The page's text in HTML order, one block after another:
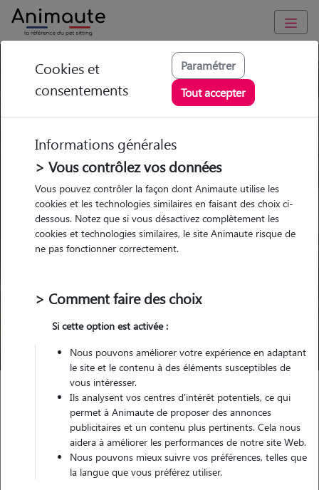
Trouvez votre gardien idéal !
Garde
chez le Pet Sitter
Garde
chez le Pet Sitter Visites
Visites
Pour quel animal ?
Trouver mon Pet Sitter
Garde animaux France Occitanie Hérault Olonzac
Nos dog sitters à Olonzac
Cookies et
consentements
Paramétrer
Tout accepter
Informations générales
> Vous contrôlez vos données
Vous pouvez contrôler la façon dont Animaute utilise les
cookies et les technologies similaires en faisant des choix ci-
dessous. Notez que si vous désactivez complètement les
cookies et technologies similaires, le site Animaute risque de
ne pas fonctionner correctement.
> Comment faire des choix
Si cette option est activée :
Nous pouvons améliorer votre expérience en adaptant
le site et le contenu à des éléments susceptibles de
vous intéresser.
Ils analysent vos centres d'intérêt potentiels, ce qui
permet à Animaute de proposer des annonces
publicitaires et un contenu plus pertinents. Cela nous
aidera à améliorer les performances de notre site Web.
Nous pouvons mieux suivre vos préférences, telles que
la langue que vous préférez utiliser.